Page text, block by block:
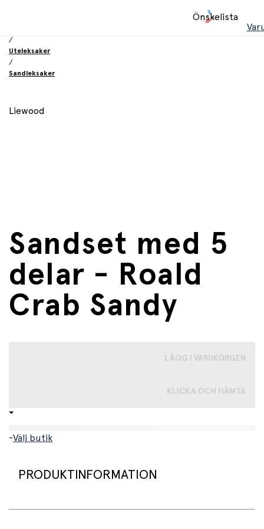
Önskelista
/
Uteleksaker
/
Sandleksaker
Liewood
Sandset med 5
delar - Roald
Crab Sandy
LÄGG I VARUKORGEN
KLICKA OCH HÄMTA
-Välj butik
PRODUKTINFORMATION